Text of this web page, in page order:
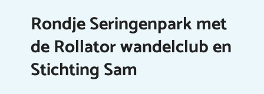
Rondje Seringenpark met
de Rollator wandelclub en
Stichting Sam